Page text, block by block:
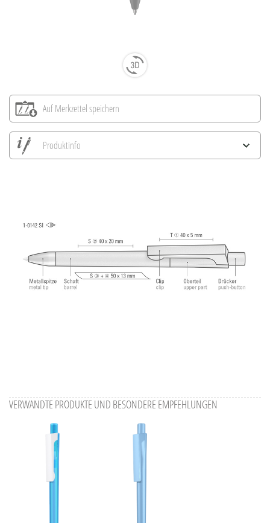
Auf Merkzettel speichern
Produktinfo
VERWANDTE PRODUKTE UND BESONDERE EMPFEHLUNGEN